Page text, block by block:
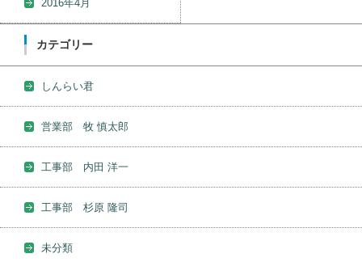
2016年4月
カテゴリー
しんらい君
営業部 牧 慎太郎
工事部 内田 洋一
工事部 杉原 隆司
未分類